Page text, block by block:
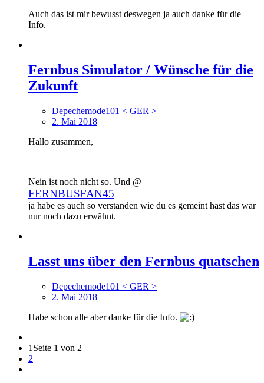
Auch das ist mir bewusst deswegen ja auch danke für die
Info.
Fernbus Simulator / Wünsche für die
Zukunft
Depechemode101 < GER >
2. Mai 2018
Hallo zusammen,
Nein ist noch nicht so. Und @
FERNBUSFAN45
ja habe es auch so verstanden wie du es gemeint hast das war
nur noch dazu erwähnt.
Lasst uns über den Fernbus quatschen
Depechemode101 < GER >
2. Mai 2018
Habe schon alle aber danke für die Info.
1 Seite 1 von 2
2